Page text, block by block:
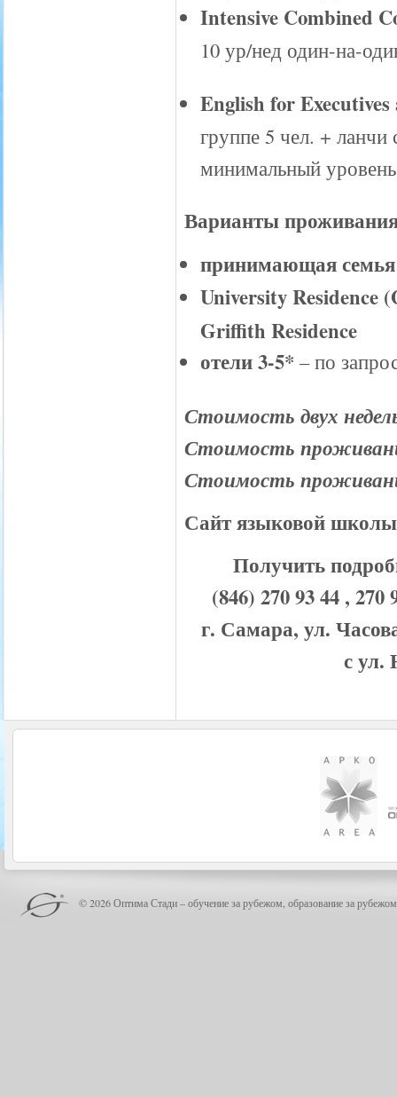
Intensive Combined
10 ур/нед один-на-
English for Executives
группе 5 чел. +
минимальный
Варианты
принимающая семья
University Residence
Griffith Residence
отели 3-5* – по
Стоимость двух
Стоимость
Стоимость
Сайт языковой
Получить
(846) 270 93 44 ,
г. Самара, ул.
с ул.
© 2026 Оптима Стади – обучение за рубежом, образование за